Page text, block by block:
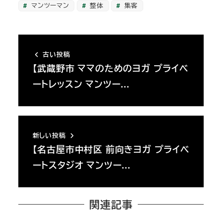
マンツーマン
整体 集客
古い投稿
【武蔵野市 ママのためのヨガ プライベ
ートレッスン マンツー…
新しい投稿
【名古屋市中村区 前向きヨガ プライベ
ートスタジオ マンツー…
関連記事